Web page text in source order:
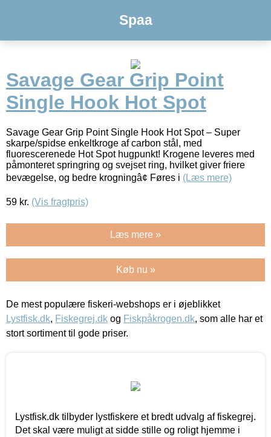
Spaa
Savage Gear Grip Point
Single Hook Hot Spot
Savage Gear Grip Point Single Hook Hot Spot – Super
skarpe/spidse enkeltkroge af carbon stål, med
fluorescerenede Hot Spot hugpunkt! Krogene leveres med
påmonteret springring og svejset ring, hvilket giver friere
bevægelse, og bedre krogningâ¢ Føres i (Læs mere)
59 kr. (Vis fragtpris)
Læs mere »
Køb nu »
De mest populære fiskeri-webshops er i øjeblikket
Lystfisk.dk, Fiskegrej.dk og Fiskpåkrogen.dk, som alle har et
stort sortiment til gode priser.
Lystfisk.dk tilbyder lystfiskere et bredt udvalg af fiskegrej.
Det skal være muligt at sidde stille og roligt hjemme i